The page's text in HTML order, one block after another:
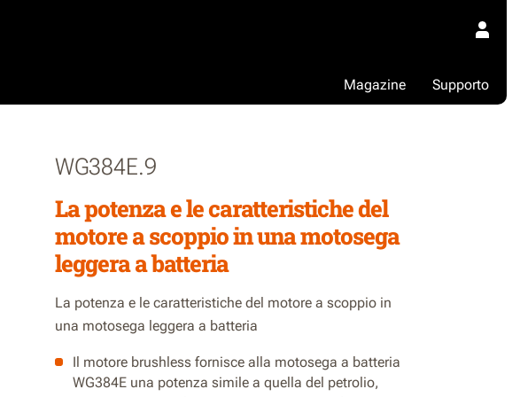
Supporto
Magazine
WG384E.9
La potenza e le caratteristiche del
motore a scoppio in una motosega
leggera a batteria
La potenza e le caratteristiche del motore a scoppio in
una motosega leggera a batteria
Il motore brushless fornisce alla motosega a batteria
WG384E una potenza simile a quella del petrolio,